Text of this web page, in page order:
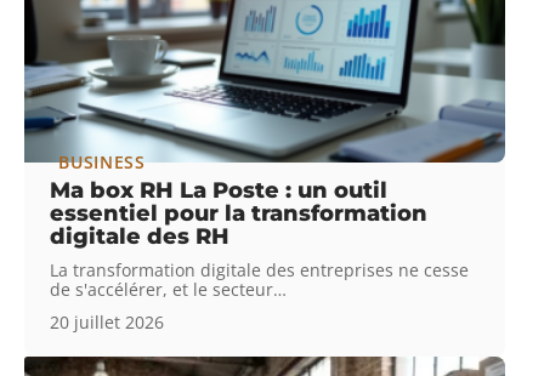
BUSINESS
Ma box RH La Poste : un outil
essentiel pour la transformation
digitale des RH
La transformation digitale des entreprises ne cesse
de s'accélérer, et le secteur…
20 juillet 2026